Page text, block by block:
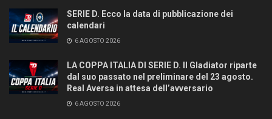
SERIE D. Ecco la data di pubblicazione dei
calendari
6 AGOSTO 2026
LA COPPA ITALIA DI SERIE D. Il Gladiator riparte
dal suo passato nel preliminare del 23 agosto.
Real Aversa in attesa dell’avversario
6 AGOSTO 2026